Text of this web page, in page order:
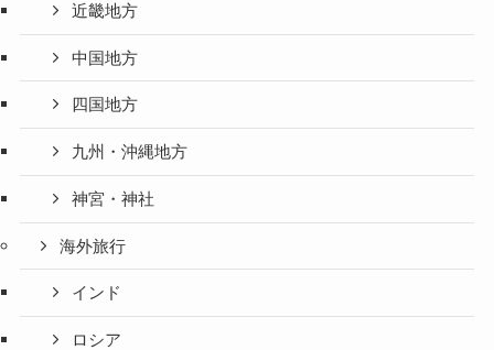
近畿地方
中国地方
四国地方
九州・沖縄地方
神宮・神社
海外旅行
インド
ロシア